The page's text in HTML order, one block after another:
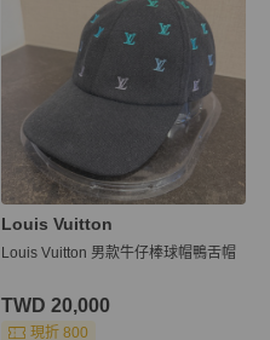
Louis Vuitton
Louis Vuitton 男款牛仔棒球帽鴨舌帽
TWD 20,000
現折 800